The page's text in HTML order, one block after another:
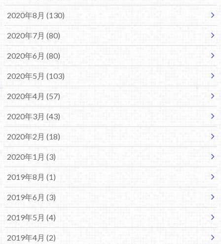
2020年8月 (130)
2020年7月 (80)
2020年6月 (80)
2020年5月 (103)
2020年4月 (57)
2020年3月 (43)
2020年2月 (18)
2020年1月 (3)
2019年8月 (1)
2019年6月 (3)
2019年5月 (4)
2019年4月 (2)